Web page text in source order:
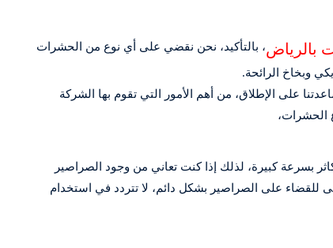
بالرياض، بالتأكيد، نحن نقضي على أي نوع من الحشرات
وبخاخ الرائحة.
على الإطلاق، من أهم الأمور التي تقوم بها الشركة
الحشرات،
بسرعة كبيرة، لذلك إذا كنت تعاني من وجود الصراصير
للقضاء على الصراصير بشكل دائم، لا تتردد في استخدام